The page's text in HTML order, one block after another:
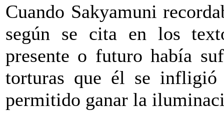
Cuando Sakyamuni
según se cita en los
presente o futuro había
torturas que él se
permitido ganar la